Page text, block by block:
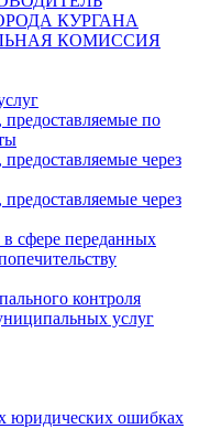
КУРГАНА
КОМИССИЯ
по
через
через
в сфере переданных
контроля
услуг
юридических ошибках